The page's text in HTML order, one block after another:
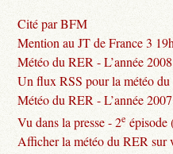
Cité par BFM
Mention au JT de France 3
Météo du RER - L’année
Un flux RSS pour la météo
Météo du RER - L’année
Vu dans la presse - 2e épisode
Afficher la météo du RER sur